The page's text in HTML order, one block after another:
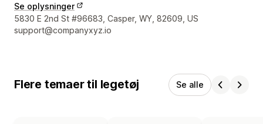
Se oplysninger
Se kontaktoplysninger
5830 E 2nd St #96683, Casper, WY, 82609, US
support@companyxyz.io
Flere temaer til legetøj Se alle